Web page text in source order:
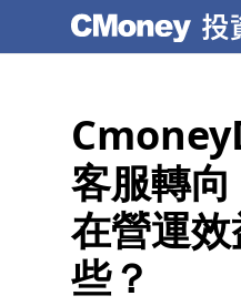
客服轉
在營運
些？